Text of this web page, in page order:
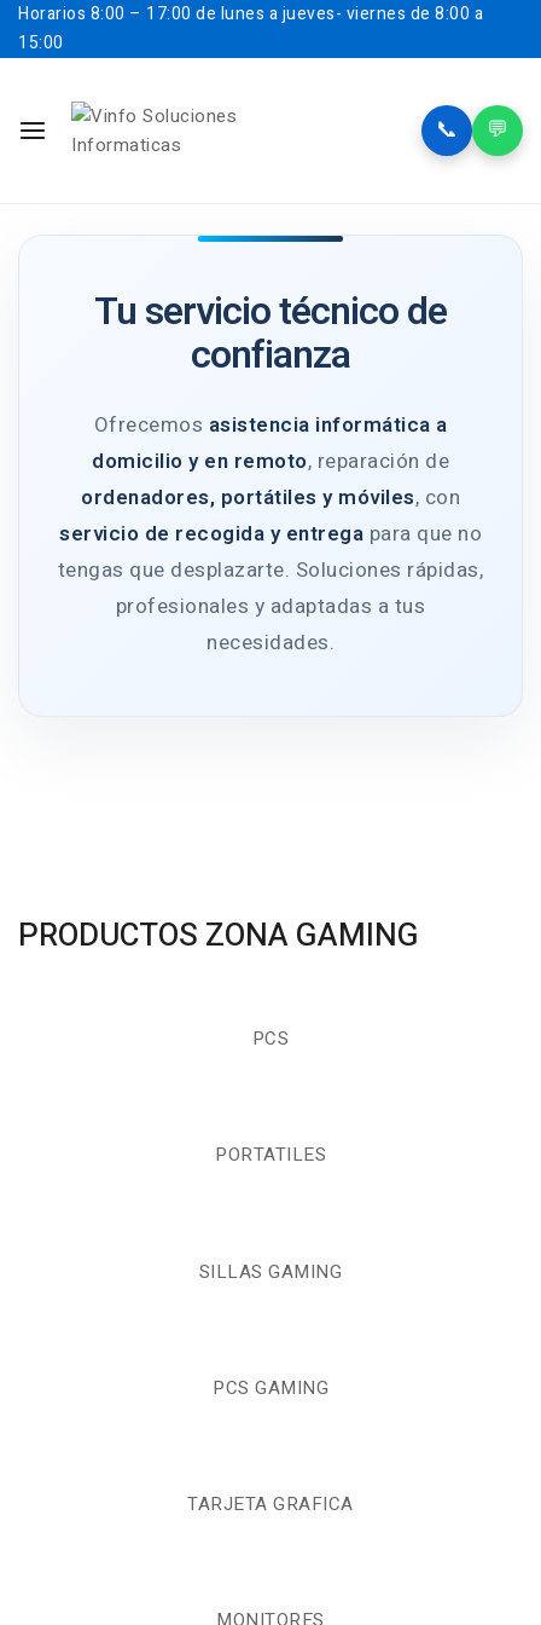
Horarios 8:00 – 17:00 de lunes a jueves- viernes de 8:00 a
15:00
📞 💬
Tu servicio técnico de
confianza
Ofrecemos asistencia informática a
domicilio y en remoto, reparación de
ordenadores, portátiles y móviles, con
servicio de recogida y entrega para que no
tengas que desplazarte. Soluciones rápidas,
profesionales y adaptadas a tus
necesidades.
PRODUCTOS ZONA GAMING
PCS
PORTATILES
SILLAS GAMING
PCS GAMING
TARJETA GRAFICA